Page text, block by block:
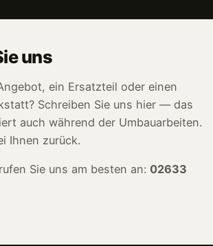
uns
ein Ersatzteil oder einen
Schreiben Sie uns hier — das
auch während der Umbauarbeiten.
Ihnen zurück.
Sie uns am besten an: 02633